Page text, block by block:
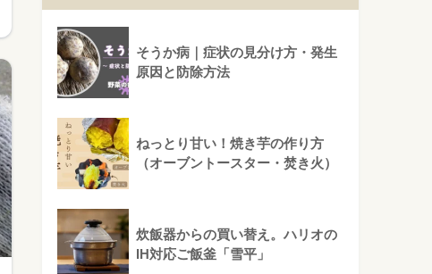
そうか病｜症状の見分け方・発生
原因と防除方法
ねっとり甘い！焼き芋の作り方
（オーブントースター・焚き火）
炊飯器からの買い替え。ハリオの
IH対応ご飯釜「雪平」